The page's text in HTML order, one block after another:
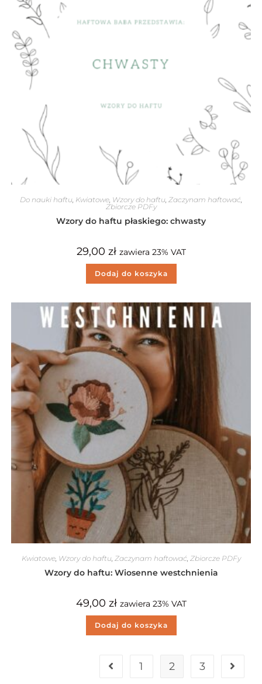
Do nauki haftu Kwiatowe Wzory do haftu Zaczynam haftować
Zbiorcze PDFy
Wzory do haftu płaskiego: chwasty
29,00 zł zawiera 23% VAT
Dodaj do koszyka
Kwiatowe, Wzory do haftu, Zaczynam haftować, Zbiorcze PDFy
Wzory do haftu: Wiosenne westchnienia
49,00 zł zawiera 23% VAT
Dodaj do koszyka
1 2 3